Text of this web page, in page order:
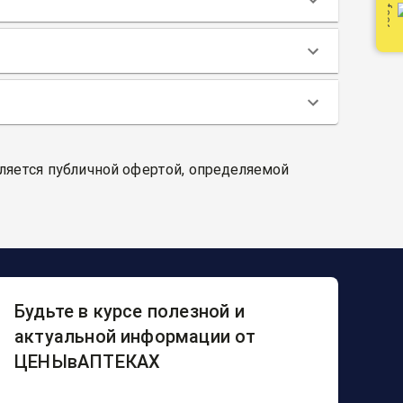
публичной офертой, определяемой
Будьте в курсе полезной и
актуальной информации от
ЦЕНЫвАПТЕКАХ